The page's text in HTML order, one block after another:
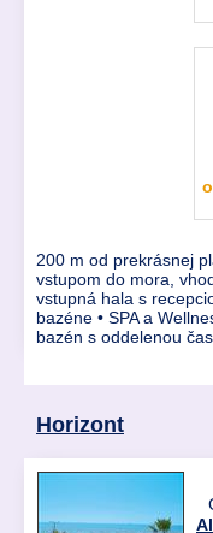
200 m od prekrásnej
vstupom do mora,
vstupná hala s
bazéne • SPA a
bazén s oddelenou
Horizont